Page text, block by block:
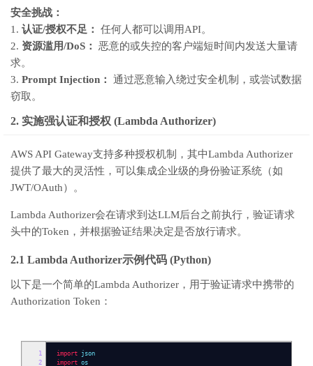
安全挑战：
1. 认证/授权不足：
任何人都可以调用API。
2. 资源滥用/DoS：
恶意的或失控的客户端短时间内发送大量请
求。
3. Prompt Injection：
通过恶意输入绕过安全机制，或尝试数据
窃取。
2. 实施强认证和授权 (Lambda Authorizer)
AWS API Gateway支持多种授权机制，其中Lambda Authorizer
提供了最大的灵活性，可以集成企业级的身份验证系统（如
JWT/OAuth）。
Lambda Authorizer会在请求到达LLM后台之前执行，验证请求
头中的Token，并根据验证结果决定是否放行请求。
2.1 Lambda Authorizer示例代码 (Python)
以下是一个简单的Lambda Authorizer，用于验证请求中携带的
Authorization Token：
1
2
import json
import os